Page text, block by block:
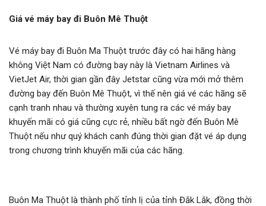
Giá vé máy bay đi Buôn Mê Thuột
Vé máy bay đi Buôn Ma Thuột trước đây có hai hãng hàng
không Việt Nam có đường bay này là Vietnam Airlines và
VietJet Air, thời gian gần đây Jetstar cũng vừa mới mở thêm
đường bay đến Buôn Mê Thuột, vì thế nên giá vé các hãng sẽ
cạnh tranh nhau và thường xuyên tung ra các vé máy bay
khuyến mãi có giá cũng cực rẻ, nhiều bất ngờ đến Buôn Mê
Thuột nếu như quý khách canh đúng thời gian đặt vé áp dụng
trong chương trình khuyến mãi của các hãng.
Buôn Ma Thuột là thành phố tỉnh lị của tỉnh Đắk Lắk, đồng thời